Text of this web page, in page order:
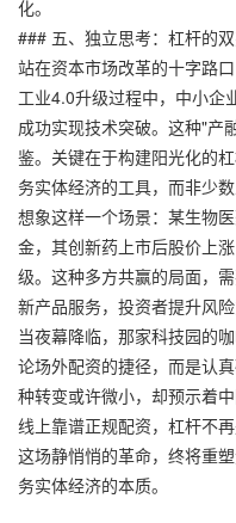
化。
### 五、独立思考：杠杆的
站在资本市场改革的十字路
工业4.0升级过程中，中小企
成功实现技术突破。这种"产
鉴。关键在于构建阳光化的
务实体经济的工具，而非少数
想象这样一个场景：某生物
金，其创新药上市后股价上
级。这种多方共赢的局面，
新产品服务，投资者提升风险
当夜幕降临，那家科技园的
论场外配资的捷径，而是认
种转变或许微小，却预示着
线上靠谱正规配资，杠杆不
这场静悄悄的革命，终将重
务实体经济的本质。